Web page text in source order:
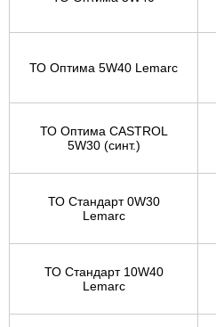
ТО Оптима 5W40 Lemarc
ТО Оптима CASTROL
5W30 (синт.)
ТО Стандарт 0W30
Lemarc
ТО Стандарт 10W40
Lemarc